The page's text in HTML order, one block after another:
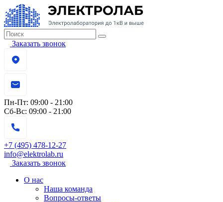
Заказать звонок
Пн-Пт: 09:00 - 21:00
Сб-Вс: 09:00 - 21:00
+7 (495) 478-12-27
info@elektrolab.ru
Заказать звонок
О нас
Наша команда
Вопросы-ответы